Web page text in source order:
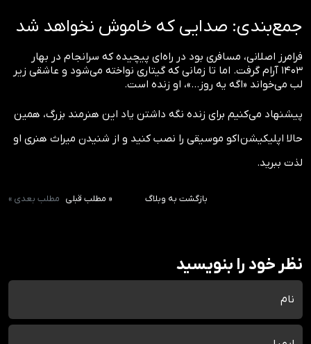
جمع‌بندی: صدایی که خاموش نخواهد شد
فرامرز اصلانی، مسافری بود در راه‌ای پیچیده که سرانجام در بهار
۱۴۰۳ آرام گرفت. اما تا زمانی که گیتاری نواخته می‌شود و عاشقی زیر
لب می‌خواند «اگه یه روز...»، او زنده است.
پیشنهاد می‌کنیم برای زنده نگه داشتن یاد این هنرمند بزرگ، همین
حالا اپلیکیشن اکو موسیقی را نصب کنید و از شنیدن میراث هنری او
لذت ببرید.
بازگشت به وبلاگ « مطلب قبلی مطلب بعدی »
نظر خود را بنویسید